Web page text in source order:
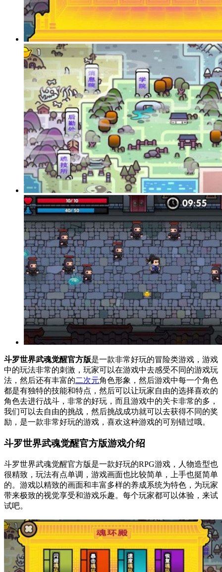
斗罗世界武魂觉醒官方版是一款非常好玩的冒险类游戏，游戏
中的玩法非常的刺激，玩家可以在游戏中去感受不同的游戏玩
法，然后还有丰富的二次元角色形象，然后游戏中每一个角色
都是有独特的技能和特点，然后可以让玩家自由的选择喜欢的
角色去进行战斗，非常的好玩，而且游戏中的关卡非常的多，
我们可以去自由的挑战，然后挑战成功就可以去获得不同的奖
励，是一款非常好玩的游戏，喜欢这种游戏的可别错过哦。
斗罗世界武魂觉醒官方版游戏介绍
斗罗世界武魂觉醒官方版是一款好玩的RPG游戏，人物造型也
很精致，玩法有点单调，游戏画面也比较简单，上手也挺简单
的。游戏以精致的画面和丰富多样的养成系统为特色，为玩家
带来极致的视觉享受和游戏乐趣。每个玩家都可以体验，来试
试吧。